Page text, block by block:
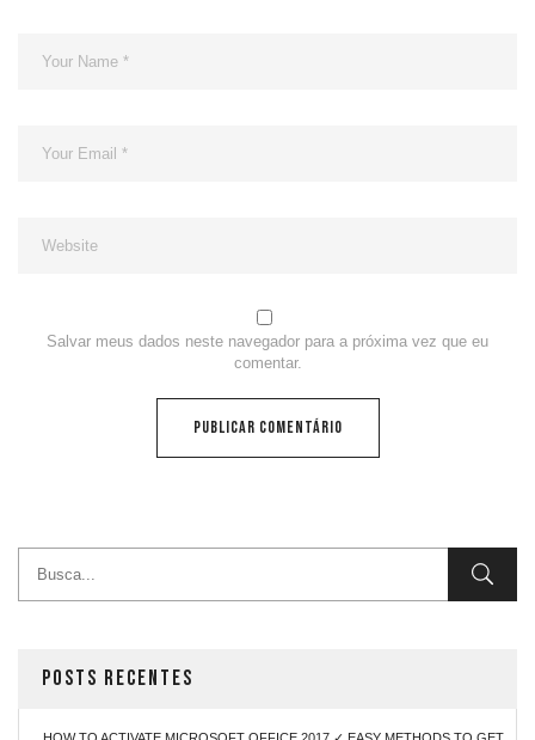
POSTS RECENTES
HOW TO ACTIVATE MICROSOFT OFFICE 2017 ✓ EASY METHODS TO GET
Salvar meus dados neste navegador para a próxima vez que eu
comentar.